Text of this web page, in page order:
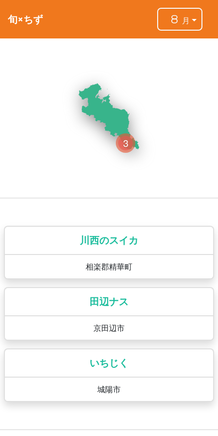
旬×ちず 8 月
3
川西のスイカ
相楽郡精華町
田辺ナス
京田辺市
いちじく
城陽市